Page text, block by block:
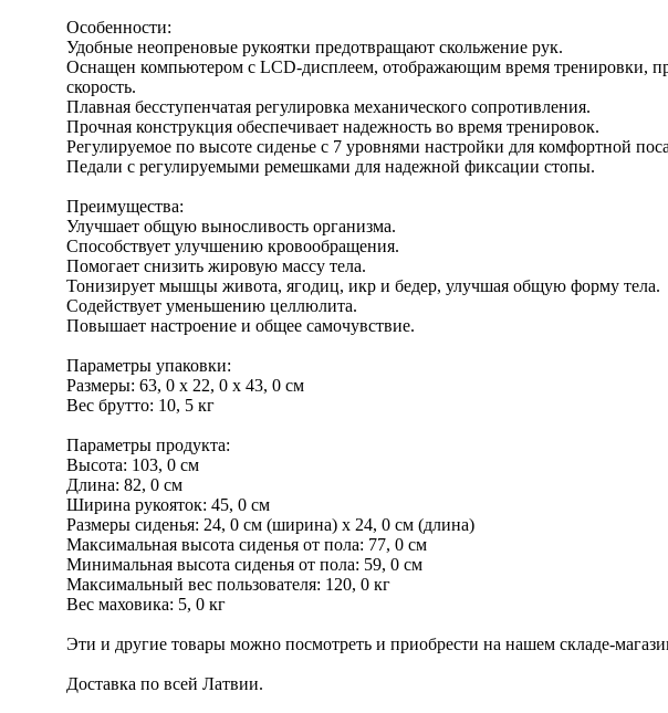
Особенности:
Удобные неопреновые рукоятки предотвращают скольжение рук.
Оснащен компьютером с LCD-дисплеем, отображающим время тренировки,
скорость.
Плавная бесступенчатая регулировка механического сопротивления.
Прочная конструкция обеспечивает надежность во время тренировок.
Регулируемое по высоте сиденье с 7 уровнями настройки для комфортной
Педали с регулируемыми ремешками для надежной фиксации стопы.
Преимущества:
Улучшает общую выносливость организма.
Способствует улучшению кровообращения.
Помогает снизить жировую массу тела.
Тонизирует мышцы живота, ягодиц, икр и бедер, улучшая общую форму тела.
Содействует уменьшению целлюлита.
Повышает настроение и общее самочувствие.
Параметры упаковки:
Размеры: 63, 0 x 22, 0 x 43, 0 см
Вес брутто: 10, 5 кг
Параметры продукта:
Высота: 103, 0 см
Длина: 82, 0 см
Ширина рукояток: 45, 0 см
Размеры сиденья: 24, 0 см (ширина) x 24, 0 см (длина)
Максимальная высота сиденья от пола: 77, 0 см
Минимальная высота сиденья от пола: 59, 0 см
Максимальный вес пользователя: 120, 0 кг
Вес маховика: 5, 0 кг
Эти и другие товары можно посмотреть и приобрести на нашем складе-
Доставка по всей Латвии.